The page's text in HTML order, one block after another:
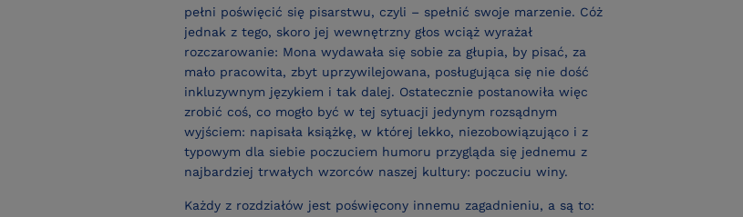
pełni poświęcić się pisarstwu, czyli – spełnić swoje marzenie. Cóż
jednak z tego, skoro jej wewnętrzny głos wciąż wyrażał
rozczarowanie: Mona wydawała się sobie za głupia, by pisać, za
mało pracowita, zbyt uprzywilejowana, posługująca się nie dość
inkluzywnym językiem i tak dalej. Ostatecznie postanowiła więc
zrobić coś, co mogło być w tej sytuacji jedynym rozsądnym
wyjściem: napisała książkę, w której lekko, niezobowiązująco i z
typowym dla siebie poczuciem humoru przygląda się jednemu z
najbardziej trwałych wzorców naszej kultury: poczuciu winy.
Każdy z rozdziałów jest poświęcony innemu zagadnieniu, a są to: